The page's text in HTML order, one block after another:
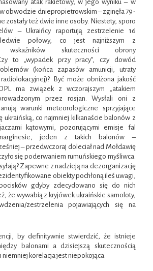
atak rakietowy, w jego wyniku – w
obwodzie dniepropietrowskim – zginęła 79-
zostały też dwie inne osoby. Niestety, sporo
– Ukraińcy raportują zestrzelenie 16
połowy, co jest najniższym z
wskaźników skuteczności obrony
to „wypadek przy pracy”, czy dowód
(końca zapasów amunicji, utraty
Być może obniżona jakość
ma związek z wczorajszym „atakiem
przez rosjan. Wysłali oni z
warunki meteorologiczne sprzyjające
ukraińską, co najmniej kilkanaście balonów z
kątowymi, pozorującymi emisje fal
jeden z takich balonów –
– przedwczoraj doleciał nad Mołdawię
się poderwaniem rumuńskiego myśliwca.
Zapewne z nadzieją na dezorganizację
obiekty pochłoną ileś uwagi,
gdyby zdecydowano się do nich
że wywabią z kryjówek ukraińskie samoloty,
zestrzelenia pojawiających się na
by definitywnie stwierdzić, że istnieje
balonami a dzisiejszą skutecznością
niemniej korelacja jest niepokojąca.